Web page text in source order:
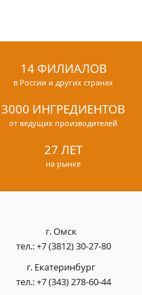
14 ФИЛИАЛОВ
в России и других странах
3000 ИНГРЕДИЕНТОВ
от ведущих производителей
27 ЛЕТ
на рынке
г. Омск
тел.:+7 (3812) 30-27-80
г. Екатеринбург
тел.:+7 (343) 278-60-44